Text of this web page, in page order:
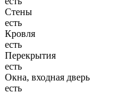
Стены
есть
Кровля
есть
Перекрытия
есть
Окна, входная дверь
есть